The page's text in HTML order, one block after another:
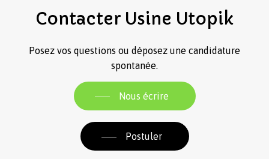
Contacter Usine Utopik
Posez vos questions ou déposez une candidature
spontanée.
Nous écrire
Postuler